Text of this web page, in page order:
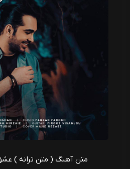
متن آهنگ ( متن ترانه )